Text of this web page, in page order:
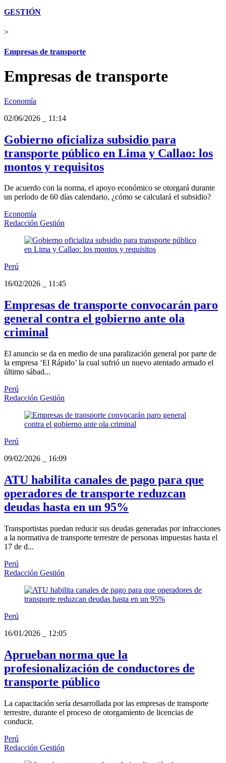
GESTIÓN
>
Empresas de transporte
Empresas de transporte
Economía
02/06/2026
11:14
Gobierno oficializa subsidio para
transporte público en Lima y Callao: los
montos y requisitos
De acuerdo con la norma, el apoyo económico se otorgará durante
un período de 60 días calendario, ¿cómo se calculará el subsidio?
Economía
Redacción Gestión
Perú
16/02/2026
11:45
Empresas de transporte convocarán paro
general contra el gobierno ante ola
criminal
El anuncio se da en medio de una paralización general por parte de
la empresa ‘El Rápido’ la cual sufrió un nuevo atentado armado el
último sábad...
Perú
Redacción Gestión
Perú
09/02/2026
16:09
ATU habilita canales de pago para que
operadores de transporte reduzcan
deudas hasta en un 95%
Transportistas puedan reducir sus deudas generadas por infracciones
a la normativa de transporte terrestre de personas impuestas hasta el
17 de d...
Perú
Redacción Gestión
Perú
16/01/2026
12:05
Aprueban norma que la
profesionalización de conductores de
transporte público
La capacitación sería desarrollada por las empresas de transporte
terrestre, durante el proceso de otorgamiento de licencias de
conducir.
Perú
Redacción Gestión